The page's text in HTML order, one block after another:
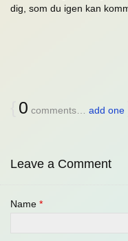
dig, som du igen kan
0 comments… add one
Leave a Comment
Name *